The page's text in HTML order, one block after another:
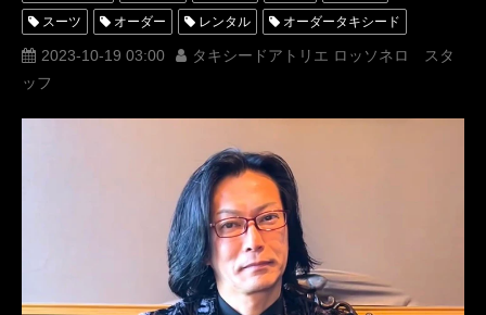
スーツ オーダー レンタル オーダータキシード
レンタルタキシード ロッソネロ 蝶ネクタイ 人気
横山宗生
名古屋 オーダータキシード東京 オーダータキシード名古屋
レンタルタキシード東京
レンタルタキシード名古屋 横浜 ROSSONERO
タキシードオーダー東京 タキシードレンタル東京
青山 TikTok TikToker
オーダータキシード横浜 レンタルタキシード横浜
MUMNETAKAYOKOYAMA 疑問 解決 お悩み相談
2023-10-19 03:00
タキシードアトリエ ロッソネロ スタ
ッフ